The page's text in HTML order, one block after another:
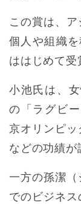
この賞は、
個人や組織
ははじめて受
小池氏は、
の「ラグビ
京オリンピ
などの功績が
一方の孫潔（
でのビジネ